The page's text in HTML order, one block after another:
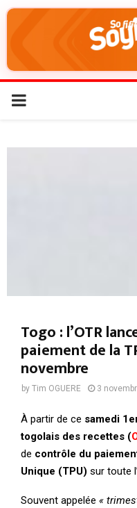
Togo : l’OTR
paiement de la
novembre
by Tim OGUERE 3
À partir de ce samedi
togolais des recettes (
de contrôle du
Unique (TPU) sur toute
Souvent appelée «